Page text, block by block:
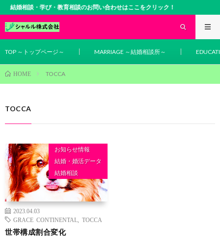
結婚相談・学び・教育相談のお問い合わせはここをクリック！
TOP ～トップページ～ MARRIAGE ～結婚相談所～
HOME TOCCA
TOCCA
お知らせ情報
結婚・婚活データ
結婚相談
2023.04.03
GRACE CONTINENTAL
TOCCA
世帯構成割合変化